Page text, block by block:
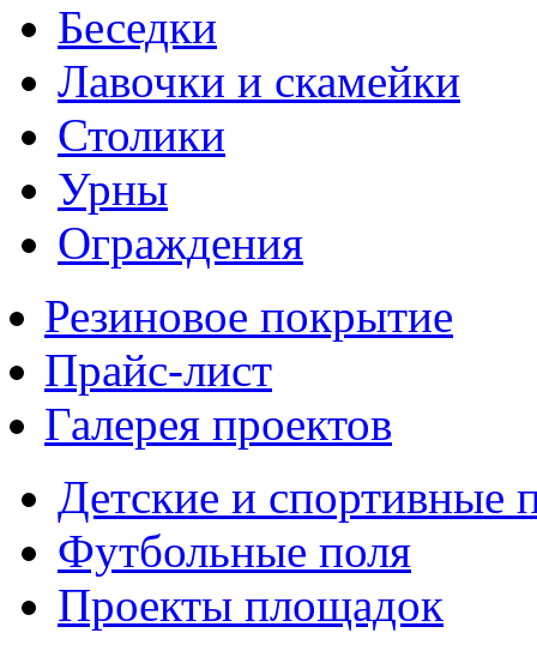
Беседки
Лавочки и скамейки
Столики
Урны
Ограждения
Резиновое покрытие
Прайс-лист
Галерея проектов
Детские и спортивные
Футбольные поля
Проекты площадок